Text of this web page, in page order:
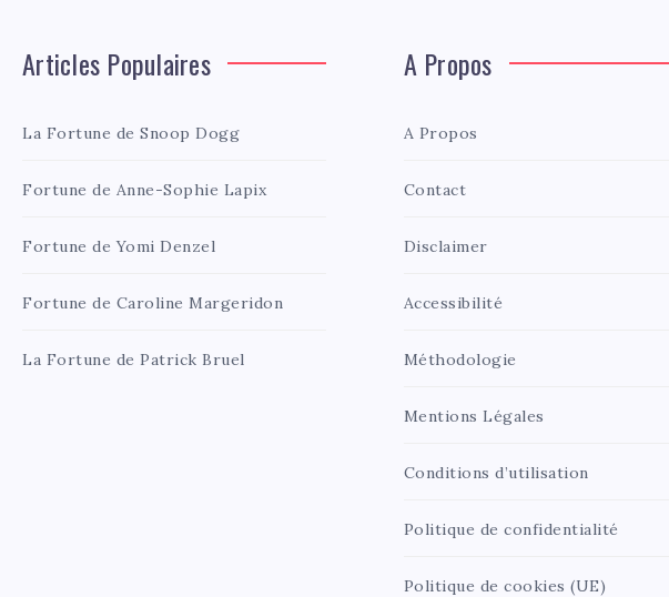
Articles Populaires
La Fortune de Snoop Dogg
Fortune de Anne-Sophie Lapix
Fortune de Yomi Denzel
Fortune de Caroline Margeridon
La Fortune de Patrick Bruel
A Propos
A Propos
Contact
Disclaimer
Accessibilité
Méthodologie
Mentions Légales
Conditions d’utilisation
Politique de confidentialité
Politique de cookies (UE)